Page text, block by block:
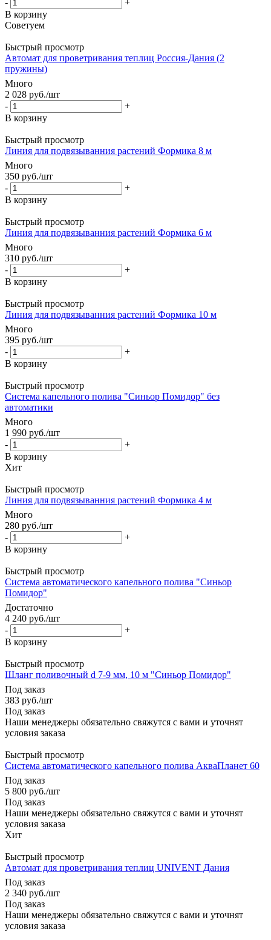
В корзину
Советуем
Быстрый просмотр
Автомат для проветривания теплиц Россия-Дания (2
пружины)
Много
2 028 руб./шт
-
+
В корзину
Быстрый просмотр
Линия для подвязыванния растений Формика 8 м
Много
350 руб./шт
-
+
В корзину
Быстрый просмотр
Линия для подвязыванния растений Формика 6 м
Много
310 руб./шт
-
+
В корзину
Быстрый просмотр
Линия для подвязыванния растений Формика 10 м
Много
395 руб./шт
-
+
В корзину
Быстрый просмотр
Система капельного полива "Синьор Помидор" без
автоматики
Много
1 990 руб./шт
-
+
В корзину
Хит
Быстрый просмотр
Линия для подвязыванния растений Формика 4 м
Много
280 руб./шт
-
+
В корзину
Быстрый просмотр
Система автоматического капельного полива "Синьор
Помидор"
Достаточно
4 240 руб./шт
-
+
В корзину
Быстрый просмотр
Шланг поливочный d 7-9 мм, 10 м "Синьор Помидор"
Под заказ
383 руб./шт
Под заказ
Наши менеджеры обязательно свяжутся с вами и уточнят
условия заказа
Быстрый просмотр
Система автоматического капельного полива АкваПланет 60
Под заказ
5 800 руб./шт
Под заказ
Наши менеджеры обязательно свяжутся с вами и уточнят
условия заказа
Хит
Быстрый просмотр
Автомат для проветривания теплиц UNIVENT Дания
Под заказ
2 340 руб./шт
Под заказ
Наши менеджеры обязательно свяжутся с вами и уточнят
условия заказа